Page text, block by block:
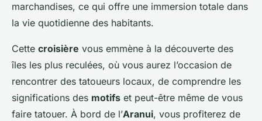
marchandises, ce qui offre une immersion totale dans
la vie quotidienne des habitants.
Cette croisière vous emmène à la découverte des
îles les plus reculées, où vous aurez l’occasion de
rencontrer des tatoueurs locaux, de comprendre les
significations des motifs et peut-être même de vous
faire tatouer. À bord de l’Aranui, vous profiterez de